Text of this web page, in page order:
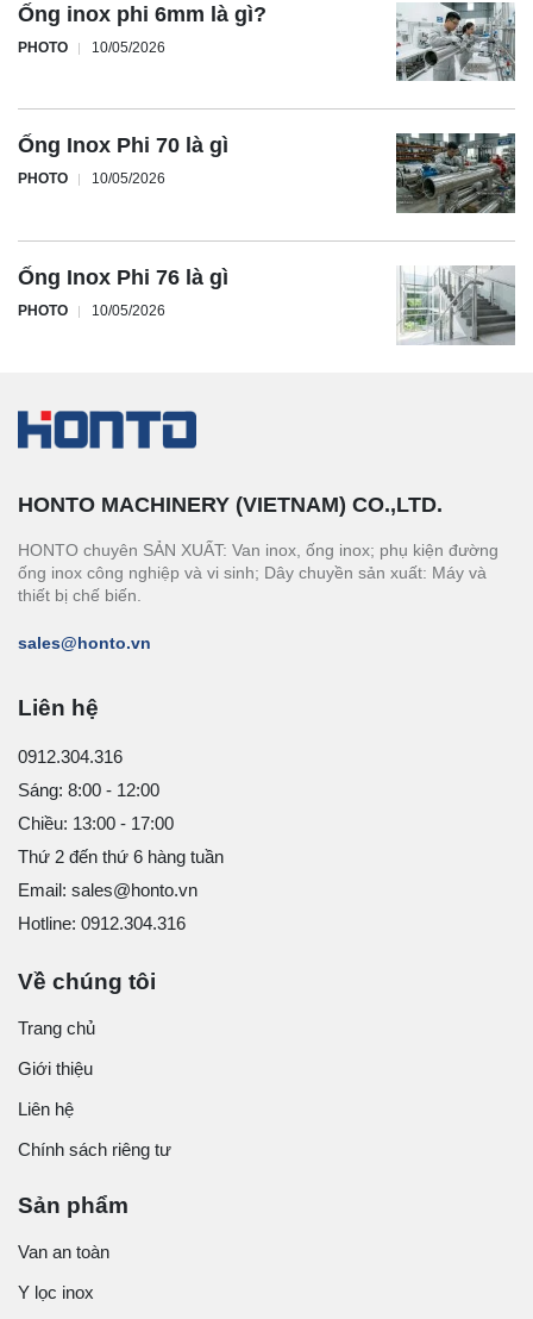
Ống inox phi 6mm là gì?
PHOTO 10/05/2026
Ống Inox Phi 70 là gì
PHOTO 10/05/2026
Ống Inox Phi 76 là gì
PHOTO 10/05/2026
HONTO MACHINERY (VIETNAM) CO.,LTD.
HONTO chuyên SẢN XUẤT: Van inox, ống inox; phụ kiện đường
ống inox công nghiệp và vi sinh; Dây chuyền sản xuất: Máy và
thiết bị chế biến.
sales@honto.vn
Liên hệ
0912.304.316
Sáng: 8:00 - 12:00
Chiều: 13:00 - 17:00
Thứ 2 đến thứ 6 hàng tuần
Email: sales@honto.vn
Hotline: 0912.304.316
Về chúng tôi
Trang chủ
Giới thiệu
Liên hệ
Chính sách riêng tư
Sản phẩm
Van an toàn
Y lọc inox